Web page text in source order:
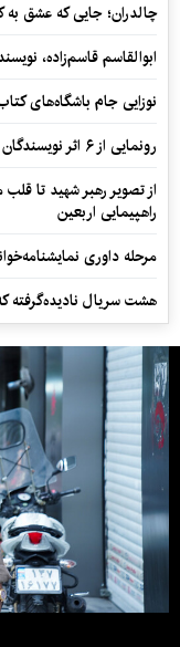
چالدران؛ جایی که عشق
ابوالقاسم قاسم‌زاده،
نوزایی جام باشگاه‌های
رونمایی از ۶ اثر نویسندگان دلیجان در آیین «سر این قلم سلامت»
از تصویر رهبر شهید تا
راهپیمایی اربعین
مرحله داوری
هشت سریال نادیده‌گرفته